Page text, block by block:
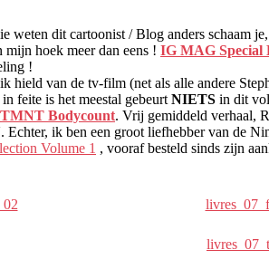
weten dit cartoonist / Blog anders schaam
hoek meer dan eens ! IG MAG Special
!
hield van de tv-film (net als alle andere
feite is het meestal gebeurtNIETS in dit
TMNT Bodycount. Vrij gemiddeld verhaal,
. Echter, ik ben een groot liefhebber van de
Volume 1 , vooraf besteld sinds zijn